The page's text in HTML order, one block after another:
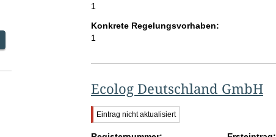
Selektion Anzahl der Mitglieder
1
Konkrete Regelungsvorhaben:
1
Ecolog Deutschland GmbH
W
i
Eintrag nicht aktualisiert